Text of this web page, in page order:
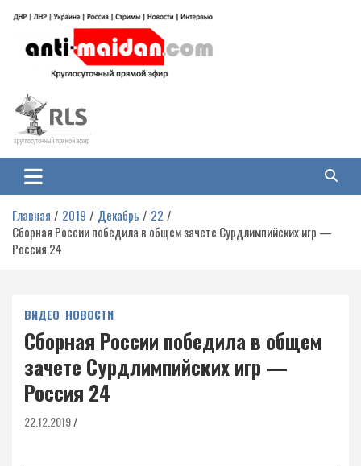
содержимому
Антимайдан: Гражданская война
на Украине
гражданской войне на Украине, включая события в Новороссии, ДНР,
ЛНР и других регионах.
Главная 2019 Декабрь
22
Сборная России победила в общем зачете Сурдлимпийских игр —
Россия 24
ВИДЕО НОВОСТИ
Сборная России победила в общем
зачете Сурдлимпийских игр —
Россия 24
22.12.2019